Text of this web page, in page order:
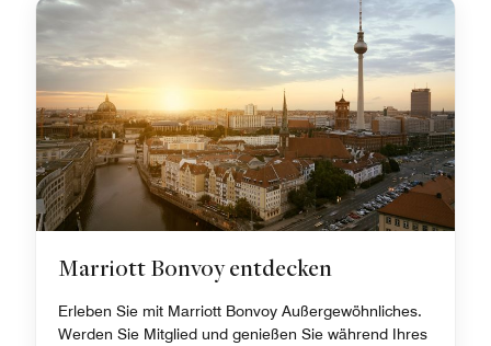
Marriott Bonvoy entdecken
Erleben Sie mit Marriott Bonvoy Außergewöhnliches.
Werden Sie Mitglied und genießen Sie während Ihres